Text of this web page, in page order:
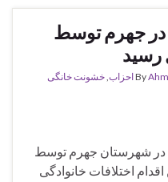
ساله در جهرم توسط
Byاحزاب خشونت خانگی
هرانا – مردی ۷۵ ساله در شهرستان جهرم توسط
اختلافات خانوادگی